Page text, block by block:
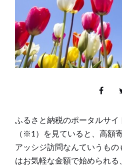
ふるさと納税のポータルサイ
（※1）を見ていると、高額
アッシジ訪問なんていうも
はお気軽な金額で始められる